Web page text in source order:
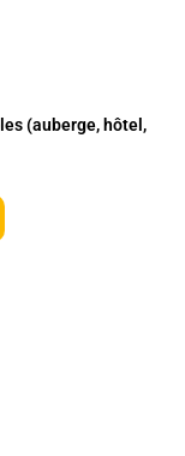
(auberge, hôtel,